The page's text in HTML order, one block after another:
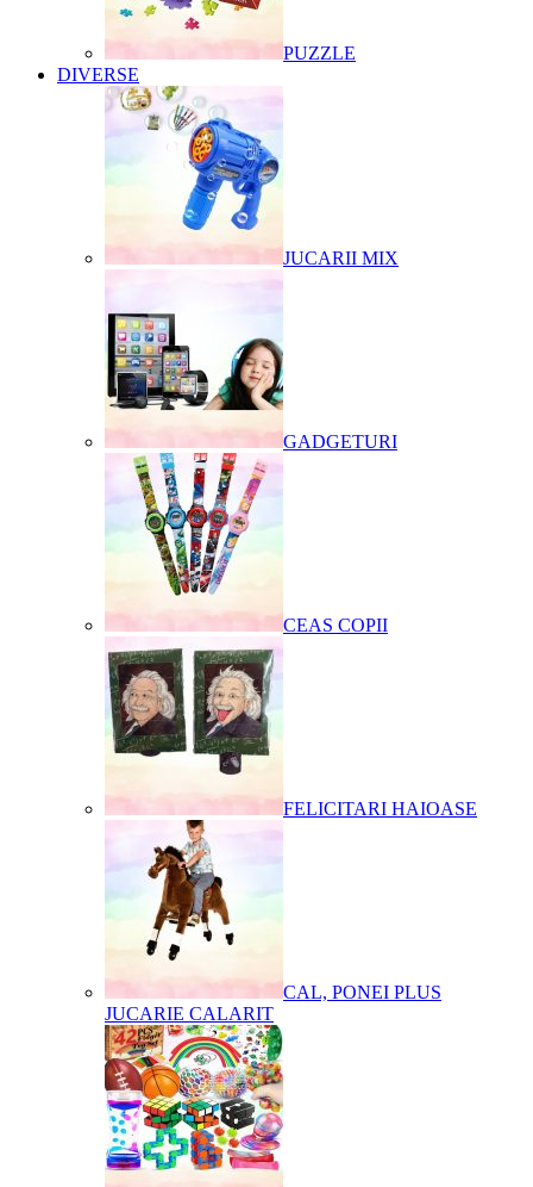
PUZZLE
DIVERSE
JUCARII MIX
GADGETURI
CEAS COPII
FELICITARI HAIOASE
CAL, PONEI PLUS
JUCARIE CALARIT